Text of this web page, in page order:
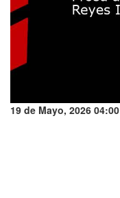
19 de Mayo, 2026 04:00